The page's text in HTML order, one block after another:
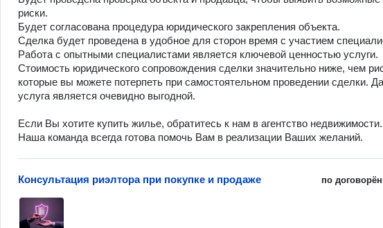
риски.
Будет согласована процедура юридического закрепления объекта.
Сделка будет проведена в удобное для сторон время с участием
Работа с опытными специалистами является ключевой ценностью услуги.
Стоимость юридического сопровождения сделки значительно ниже, чем
которые вы можете потерпеть при самостоятельном проведении сделки.
услуга является очевидно выгодной.
Если Вы хотите купить жилье, обратитесь к нам в агентство недвижимости.
Наша команда всегда готова помочь Вам в реализации Ваших желаний.
по
Консультация риэлтора при покупке и продаже